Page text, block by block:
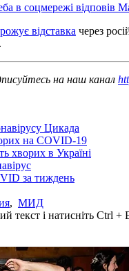
в соцмережі відповів
відставка через
на наш канал
Цикада
на COVID-19
хворих в Україні
за тиждень
, МИД
текст і натисніть Ctrl